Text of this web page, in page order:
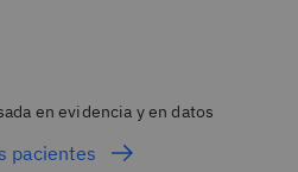
en evidencia y en datos
pacientes